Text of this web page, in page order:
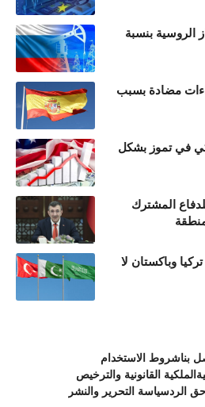
الروسية بنسبة
مضادة بسبب
في تموز بشكل
المشترك
وباكستان لا
بناشروط الاستخدام
الملكية القانونية والترخيص
الردسياسة التحرير والنشر